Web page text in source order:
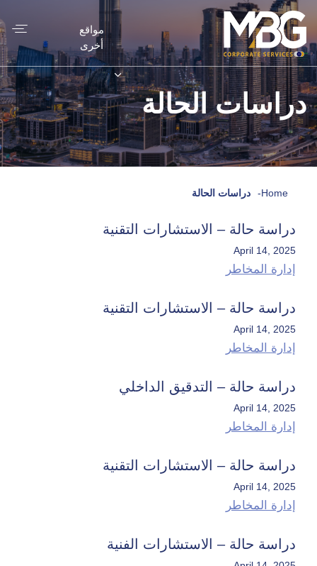
مواقع
أخرى
دراسات الحالة
Home
- دراسات الحالة
دراسة حالة – الاستشارات التقنية
April 14, 2025
إدارة المخاطر
دراسة حالة – الاستشارات التقنية
April 14, 2025
إدارة المخاطر
دراسة حالة – التدقيق الداخلي
April 14, 2025
إدارة المخاطر
دراسة حالة – الاستشارات التقنية
April 14, 2025
إدارة المخاطر
دراسة حالة – الاستشارات الفنية